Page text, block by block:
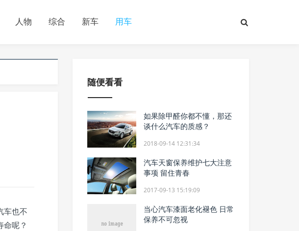
人物 综合 新车 用车
车也不
呢？
随便看看
如果除甲醛你都不懂，那还
谈什么汽车的质感？
2018-09-14 12:31:34
汽车天窗保养维护七大注意
事项 留住青春
2017-09-13 15:19:09
当心汽车漆面老化褪色 日常
保养不可忽视